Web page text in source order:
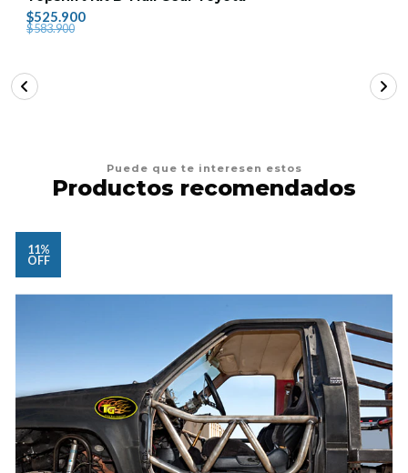
$525.900
$583.900
Puede que te interesen estos
Productos recomendados
11%
OFF